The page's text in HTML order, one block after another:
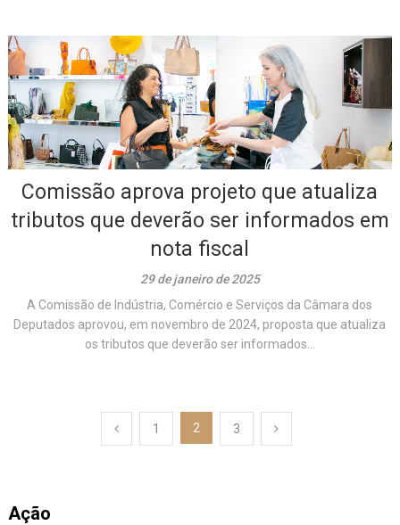
Comissão aprova projeto que atualiza
tributos que deverão ser informados em
nota fiscal
29 de janeiro de 2025
A Comissão de Indústria, Comércio e Serviços da Câmara dos
Deputados aprovou, em novembro de 2024, proposta que atualiza
os tributos que deverão ser informados...
Paginação
1 2 3
Ação